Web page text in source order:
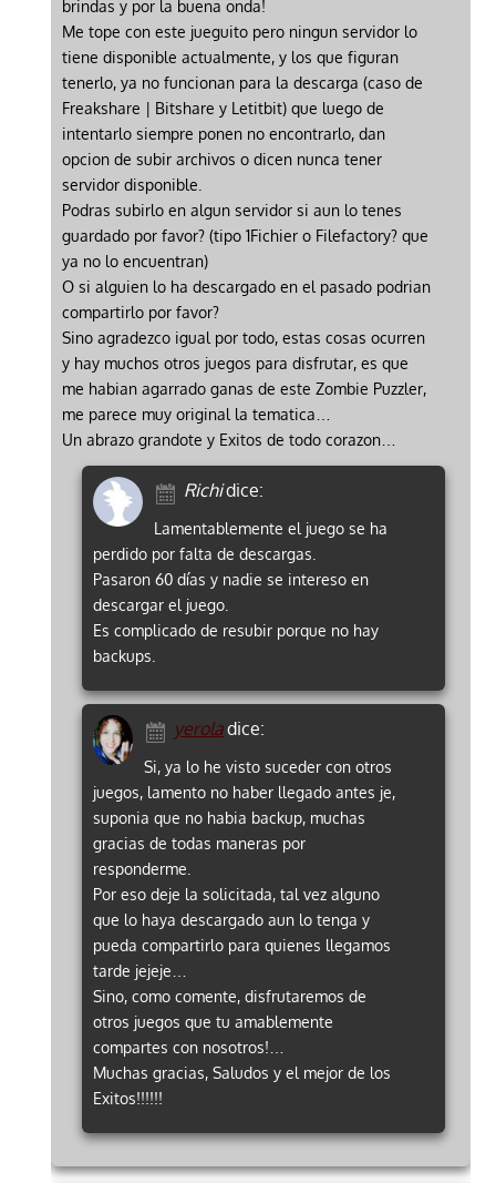
brindas y por la buena onda!
Me tope con este jueguito pero ningun servidor lo
tiene disponible actualmente, y los que figuran
tenerlo, ya no funcionan para la descarga (caso de
Freakshare | Bitshare y Letitbit) que luego de
intentarlo siempre ponen no encontrarlo, dan
opcion de subir archivos o dicen nunca tener
servidor disponible.
Podras subirlo en algun servidor si aun lo tenes
guardado por favor? (tipo 1Fichier o Filefactory? que
ya no lo encuentran)
O si alguien lo ha descargado en el pasado podrian
compartirlo por favor?
Sino agradezco igual por todo, estas cosas ocurren
y hay muchos otros juegos para disfrutar, es que
me habian agarrado ganas de este Zombie Puzzler,
me parece muy original la tematica…
Un abrazo grandote y Exitos de todo corazon…
Richidice:
Lamentablemente el juego se ha
perdido por falta de descargas.
Pasaron 60 días y nadie se intereso en
descargar el juego.
Es complicado de resubir porque no hay
backups.
yeroladice:
Si, ya lo he visto suceder con otros
juegos, lamento no haber llegado antes je,
suponia que no habia backup, muchas
gracias de todas maneras por
responderme.
Por eso deje la solicitada, tal vez alguno
que lo haya descargado aun lo tenga y
pueda compartirlo para quienes llegamos
tarde jejeje…
Sino, como comente, disfrutaremos de
otros juegos que tu amablemente
compartes con nosotros!…
Muchas gracias, Saludos y el mejor de los
Exitos!!!!!!